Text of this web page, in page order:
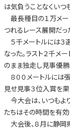
は気負うことなくいつ
最長種目の１万メー
つれるレース展開だっ
５千メートルには３
なった。ラスト２千メ
のまま独走し見事優勝
８００メートルには
見せ見事３位入賞を果
今大会は、いつもよ
たちはその時間を有
大会後、８月に静岡